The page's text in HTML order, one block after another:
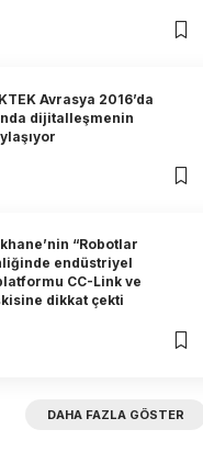
Avrasya 2016’da
dijitalleşmenin
“Robotlar
endüstriyel
CC-Link ve
dikkat çekti
DAHA FAZLA GÖSTER